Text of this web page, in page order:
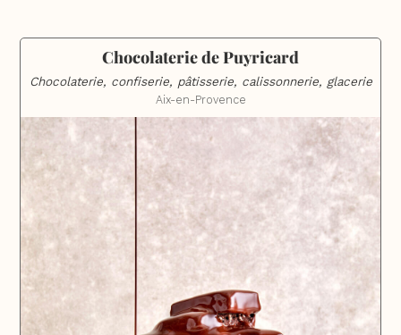
Chocolaterie de Puyricard
Chocolaterie, confiserie, pâtisserie, calissonnerie, glacerie
Aix-en-Provence